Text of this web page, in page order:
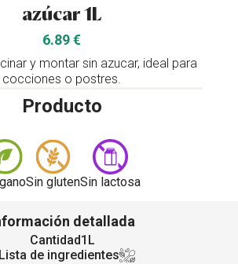
azúcar 1L
6.89 €
y montar sin azucar, ideal para
cocciones o postres.
Producto
Sin glutenSin lactosa
detallada
Cantidad1L
Lista de ingredientes